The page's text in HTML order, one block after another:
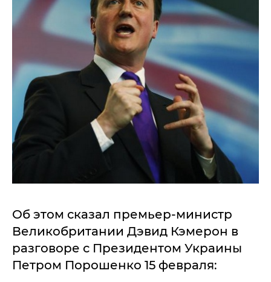
Об этом сказал премьер-министр
Великобритании Дэвид Кэмерон в
разговоре с Президентом Украины
Петром Порошенко 15 февраля: